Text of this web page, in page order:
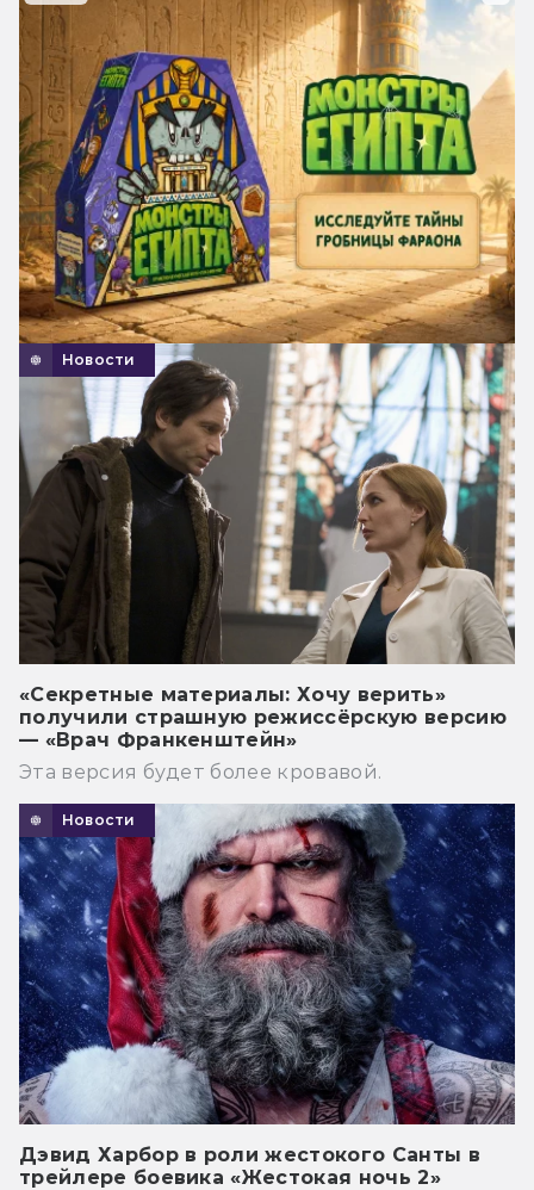
Новости
«Секретные материалы: Хочу верить»
получили страшную режиссёрскую версию
— «Врач Франкенштейн»
Эта версия будет более кровавой.
Новости
Дэвид Харбор в роли жестокого Санты в
трейлере боевика «Жестокая ночь 2»